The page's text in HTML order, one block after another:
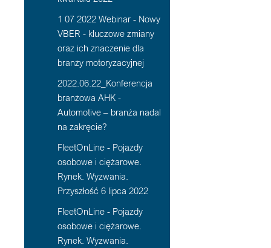
1 07 2022 Webinar - Nowy
VBER - kluczowe zmiany
oraz ich znaczenie dla
branży motoryzacyjnej
2022.06.22_Konferencja
branżowa AHK -
Automotive – branża nadal
na zakręcie?
FleetOnLine - Pojazdy
osobowe i ciężarowe.
Rynek. Wyzwania.
Przyszłość 6 lipca 2022
FleetOnLine - Pojazdy
osobowe i ciężarowe.
Rynek. Wyzwania.